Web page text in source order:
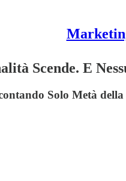
Scende. E
Solo Metà